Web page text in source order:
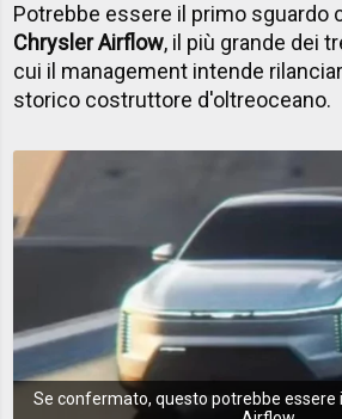
Potrebbe essere il primo sguardo
Chrysler Airflow, il più grande dei
cui il management intende
storico costruttore d'oltreoceano.
Se confermato, questo potrebbe essere